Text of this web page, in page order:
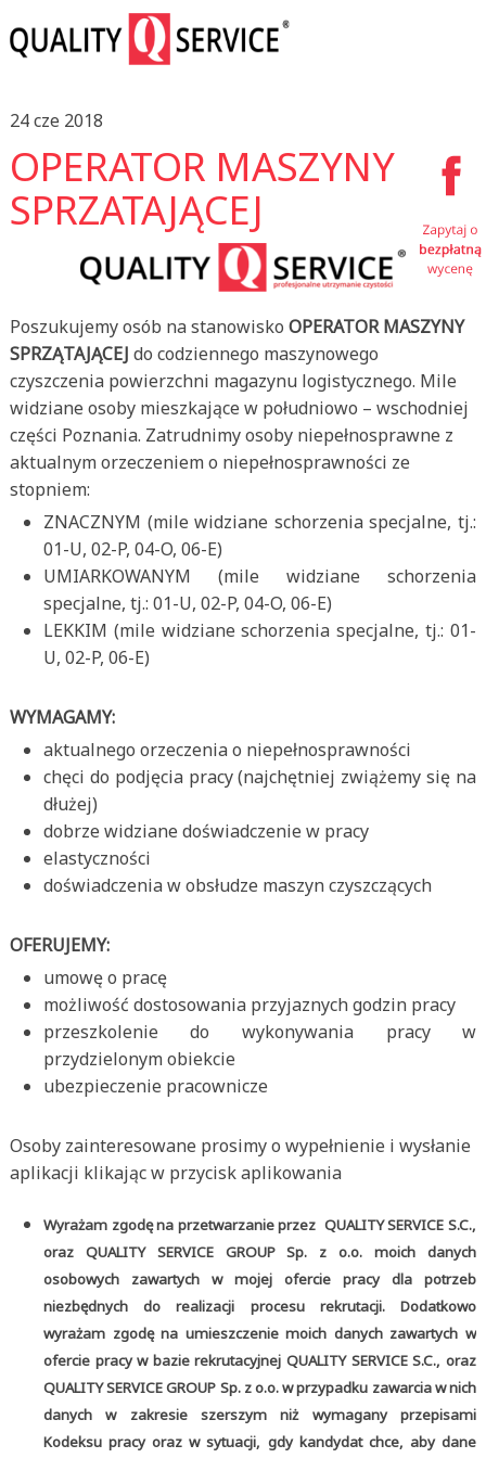
24 cze 2018
OPERATOR MASZYNY
SPRZATAJĄCEJ
Poszukujemy osób na stanowisko OPERATOR MASZYNY
SPRZĄTAJĄCEJ do codziennego maszynowego
czyszczenia powierzchni magazynu logistycznego. Mile
widziane osoby mieszkające w południowo – wschodniej
części Poznania. Zatrudnimy osoby niepełnosprawne z
aktualnym orzeczeniem o niepełnosprawności ze
stopniem:
ZNACZNYM (mile widziane schorzenia specjalne, tj.:
01-U, 02-P, 04-O, 06-E)
UMIARKOWANYM (mile widziane schorzenia
specjalne, tj.: 01-U, 02-P, 04-O, 06-E)
LEKKIM (mile widziane schorzenia specjalne, tj.: 01-
U, 02-P, 06-E)
WYMAGAMY:
aktualnego orzeczenia o niepełnosprawności
chęci do podjęcia pracy (najchętniej zwiążemy się na
dłużej)
dobrze widziane doświadczenie w pracy
elastyczności
doświadczenia w obsłudze maszyn czyszczących
OFERUJEMY:
umowę o pracę
możliwość dostosowania przyjaznych godzin pracy
przeszkolenie do wykonywania pracy w
przydzielonym obiekcie
ubezpieczenie pracownicze
Osoby zainteresowane prosimy o wypełnienie i wysłanie
aplikacji klikając w przycisk aplikowania
Wyrażam zgodę na przetwarzanie przez QUALITY SERVICE S.C.,
oraz QUALITY SERVICE GROUP Sp. z o.o. moich danych
osobowych zawartych w mojej ofercie pracy dla potrzeb
niezbędnych do realizacji procesu rekrutacji. Dodatkowo
wyrażam zgodę na umieszczenie moich danych zawartych w
ofercie pracy w bazie rekrutacyjnej QUALITY SERVICE S.C., oraz
QUALITY SERVICE GROUP Sp. z o.o. w przypadku zawarcia w nich
danych w zakresie szerszym niż wymagany przepisami
Kodeksu pracy oraz w sytuacji, gdy kandydat chce, aby dane